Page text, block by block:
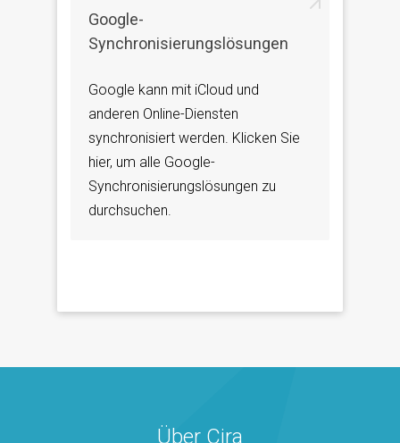
Google-
Synchronisierungslösungen
Google kann mit iCloud und
anderen Online-Diensten
synchronisiert werden. Klicken Sie
hier, um alle Google-
Synchronisierungslösungen zu
durchsuchen.
Über Cira